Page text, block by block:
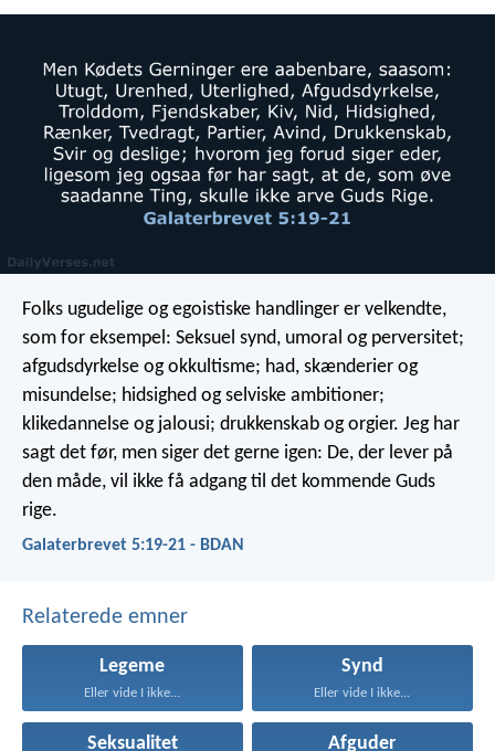
Folks ugudelige og egoistiske handlinger er velkendte,
som for eksempel: Seksuel synd, umoral og perversitet;
afgudsdyrkelse og okkultisme; had, skænderier og
misundelse; hidsighed og selviske ambitioner;
klikedannelse og jalousi; drukkenskab og orgier. Jeg har
sagt det før, men siger det gerne igen: De, der lever på
den måde, vil ikke få adgang til det kommende Guds
rige.
Galaterbrevet 5:19-21 - BDAN
Relaterede emner
Legeme
Eller vide I ikke...
Synd
Eller vide I ikke...
Seksualitet Afguder